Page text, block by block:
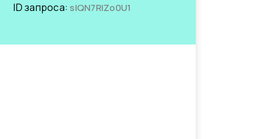
ID запроса:sIQN7RlZo0U1